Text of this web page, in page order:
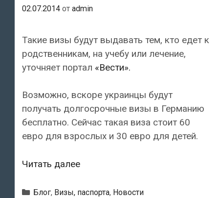
02.07.2014 от admin
Такие визы будут выдавать тем, кто едет к
родственникам, на учебу или лечение,
уточняет портал «Вести».
Возможно, вскоре украинцы будут
получать долгосрочные визы в Германию
бесплатно. Сейчас такая виза стоит 60
евро для взрослых и 30 евро для детей.
Читать далееУкраинцы
в
Рубрики
Блог, Визы, паспорта, Новости